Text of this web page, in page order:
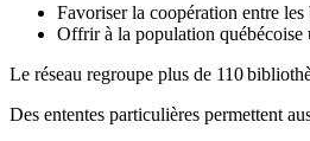
Favoriser la coopération entre
Offrir à la population québécoise
Le réseau regroupe plus de 110biblioth
Des ententes particulières permettent